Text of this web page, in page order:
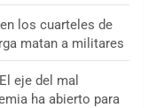
los cuarteles de
matan a militares
eje del mal
ha abierto para